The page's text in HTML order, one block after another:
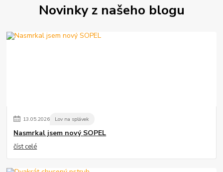
Novinky z našeho blogu
13.05.2026 Lov na splávek
Nasmrkal jsem nový SOPEL
číst celé